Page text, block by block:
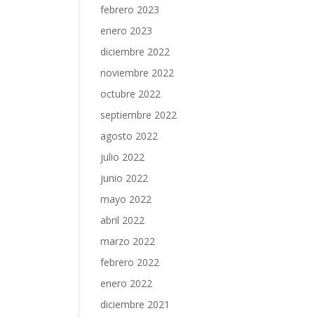
febrero 2023
enero 2023
diciembre 2022
noviembre 2022
octubre 2022
septiembre 2022
agosto 2022
julio 2022
junio 2022
mayo 2022
abril 2022
marzo 2022
febrero 2022
enero 2022
diciembre 2021